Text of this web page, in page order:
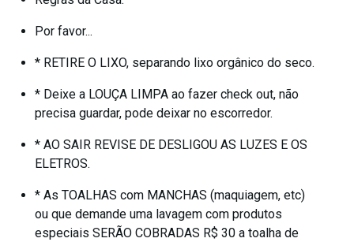
Por favor...
* RETIRE O LIXO, separando lixo orgânico do seco.
* Deixe a LOUÇA LIMPA ao fazer check out, não
precisa guardar, pode deixar no escorredor.
* AO SAIR REVISE DE DESLIGOU AS LUZES E OS
ELETROS.
* As TOALHAS com MANCHAS (maquiagem, etc)
ou que demande uma lavagem com produtos
especiais SERÃO COBRADAS R$ 30 a toalha de